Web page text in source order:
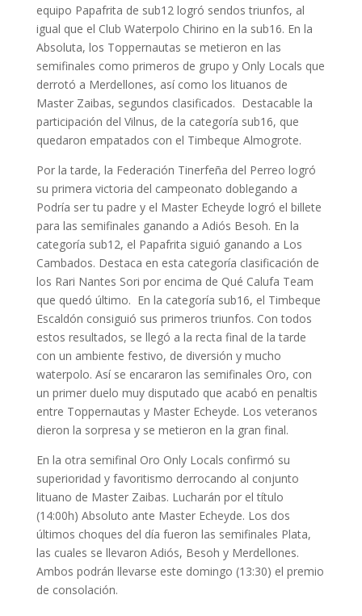
equipo Papafrita de sub12 logró sendos triunfos, al
igual que el Club Waterpolo Chirino en la sub16. En la
Absoluta, los Toppernautas se metieron en las
semifinales como primeros de grupo y Only Locals que
derrotó a Merdellones, así como los lituanos de
Master Zaibas, segundos clasificados. Destacable la
participación del Vilnus, de la categoría sub16, que
quedaron empatados con el Timbeque Almogrote.
Por la tarde, la Federación Tinerfeña del Perreo logró
su primera victoria del campeonato doblegando a
Podría ser tu padre y el Master Echeyde logró el billete
para las semifinales ganando a Adiós Besoh. En la
categoría sub12, el Papafrita siguió ganando a Los
Cambados. Destaca en esta categoría clasificación de
los Rari Nantes Sori por encima de Qué Calufa Team
que quedó último. En la categoría sub16, el Timbeque
Escaldón consiguió sus primeros triunfos. Con todos
estos resultados, se llegó a la recta final de la tarde
con un ambiente festivo, de diversión y mucho
waterpolo. Así se encararon las semifinales Oro, con
un primer duelo muy disputado que acabó en penaltis
entre Toppernautas y Master Echeyde. Los veteranos
dieron la sorpresa y se metieron en la gran final.
En la otra semifinal Oro Only Locals confirmó su
superioridad y favoritismo derrocando al conjunto
lituano de Master Zaibas. Lucharán por el título
(14:00h) Absoluto ante Master Echeyde. Los dos
últimos choques del día fueron las semifinales Plata,
las cuales se llevaron Adiós, Besoh y Merdellones.
Ambos podrán llevarse este domingo (13:30) el premio
de consolación.